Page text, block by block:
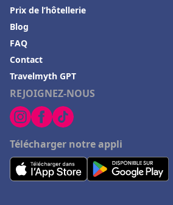
REJOIGNEZ-NOUS
Télécharger notre appli
Prix de l’hôtellerie
Blog
FAQ
Contact
Travelmyth GPT